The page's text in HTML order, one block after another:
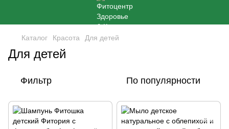
Каталог Красота Для детей
Для детей
Фильтр По популярности